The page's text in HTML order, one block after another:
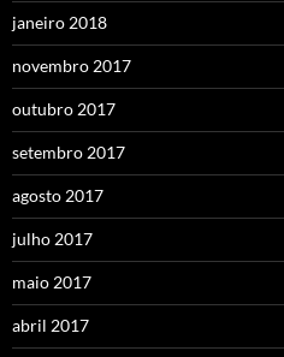
janeiro 2018
novembro 2017
outubro 2017
setembro 2017
agosto 2017
julho 2017
maio 2017
abril 2017